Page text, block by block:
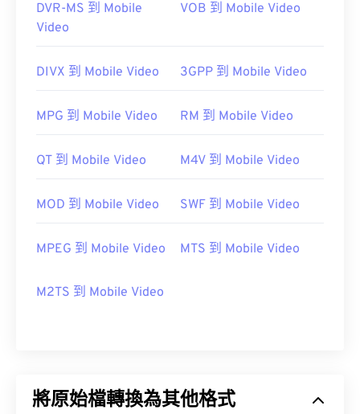
https://www.matroska.org/
DVR-MS 到 Mobile
Video
VOB 到 Mobile Video
DIVX 到 Mobile Video 3GPP 到 Mobile Video
MPG 到 Mobile Video RM 到 Mobile Video
QT 到 Mobile Video M4V 到 Mobile Video
MOD 到 Mobile Video SWF 到 Mobile Video
MPEG 到 Mobile Video MTS 到 Mobile Video
M2TS 到 Mobile Video
將原始檔轉換為其他格式